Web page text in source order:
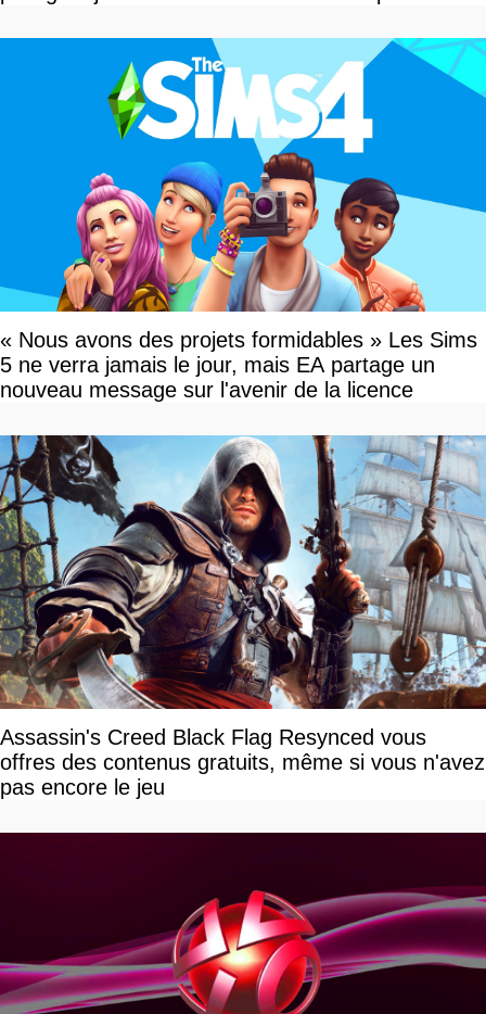
« Nous avons des projets formidables » Les Sims
5 ne verra jamais le jour, mais EA partage un
nouveau message sur l'avenir de la licence
Assassin's Creed Black Flag Resynced vous
offres des contenus gratuits, même si vous n'avez
pas encore le jeu